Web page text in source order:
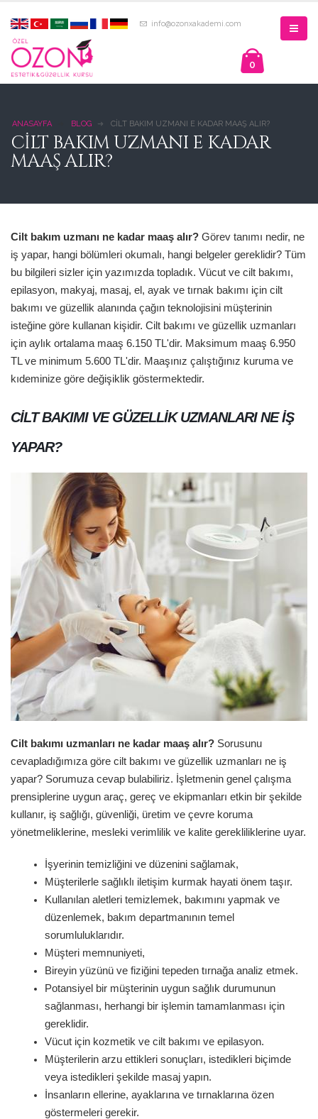
info@ozonxakademi.com
0
ANASAYFA BLOG CILT BAKIM UZMANI E KADAR MAAŞ ALIR?
CILT BAKIM UZMANI E KADAR
MAAŞ ALIR?
Cilt bakım uzmanı ne kadar maaş alır? Görev tanımı nedir, ne
iş yapar, hangi bölümleri okumalı, hangi belgeler gereklidir? Tüm
bu bilgileri sizler için yazımızda topladık. Vücut ve cilt bakımı,
epilasyon, makyaj, masaj, el, ayak ve tırnak bakımı için cilt
bakımı ve güzellik alanında çağın teknolojisini müşterinin
isteğine göre kullanan kişidir. Cilt bakımı ve güzellik uzmanları
için aylık ortalama maaş 6.150 TL'dir. Maksimum maaş 6.950
TL ve minimum 5.600 TL'dir. Maaşınız çalıştığınız kuruma ve
kıdeminize göre değişiklik göstermektedir.
CILT BAKIMI VE GÜZELLIK UZMANLARI NE IŞ
YAPAR?
Cilt bakımı uzmanları ne kadar maaş alır? Sorusunu
cevapladığımıza göre cilt bakımı ve güzellik uzmanları ne iş
yapar? Sorumuza cevap bulabiliriz. İşletmenin genel çalışma
prensiplerine uygun araç, gereç ve ekipmanları etkin bir şekilde
kullanır, iş sağlığı, güvenliği, üretim ve çevre koruma
yönetmeliklerine, mesleki verimlilik ve kalite gerekliliklerine uyar.
İşyerinin temizliğini ve düzenini sağlamak,
Müşterilerle sağlıklı iletişim kurmak hayati önem taşır.
Kullanılan aletleri temizlemek, bakımını yapmak ve
düzenlemek, bakım departmanının temel
sorumluluklarıdır.
Müşteri memnuniyeti,
Bireyin yüzünü ve fiziğini tepeden tırnağa analiz etmek.
Potansiyel bir müşterinin uygun sağlık durumunun
sağlanması, herhangi bir işlemin tamamlanması için
gereklidir.
Vücut için kozmetik ve cilt bakımı ve epilasyon.
Müşterilerin arzu ettikleri sonuçları, istedikleri biçimde
veya istedikleri şekilde masaj yapın.
İnsanların ellerine, ayaklarına ve tırnaklarına özen
göstermeleri gerekir.